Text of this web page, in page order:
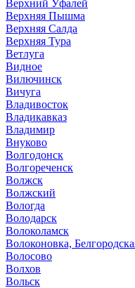
Верхний Уфалей
Верхняя Пышма
Верхняя Салда
Верхняя Тура
Ветлуга
Видное
Вилючинск
Вичуга
Владивосток
Владикавказ
Владимир
Внуково
Волгодонск
Волгореченск
Волжск
Волжский
Вологда
Володарск
Волоколамск
Волоконовка,
Волосово
Волхов
Вольск